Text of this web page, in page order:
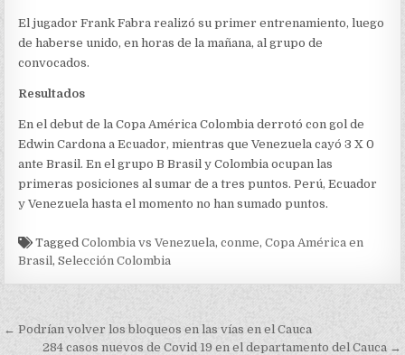
El jugador Frank Fabra realizó su primer entrenamiento, luego
de haberse unido, en horas de la mañana, al grupo de
convocados.
Resultados
En el debut de la Copa América Colombia derrotó con gol de
Edwin Cardona a Ecuador, mientras que Venezuela cayó 3 X 0
ante Brasil. En el grupo B Brasil y Colombia ocupan las
primeras posiciones al sumar de a tres puntos. Perú, Ecuador
y Venezuela hasta el momento no han sumado puntos.
TaggedColombia vs Venezuela,conme,Copa América en
Brasil,Selección Colombia
Navegación
← Podrían volver los bloqueos en las vías en el Cauca
284 casos nuevos de Covid 19 en el departamento del Cauca →